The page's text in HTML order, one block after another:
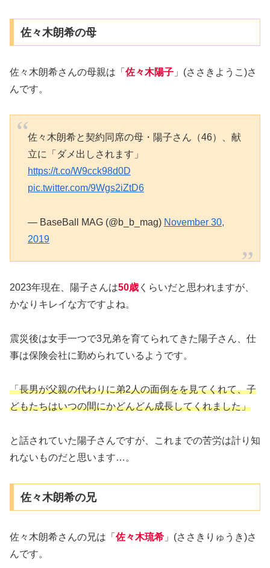
佐々木朗希の母
佐々木朗希さんの母親は「 佐々木陽子 」(ささきようこ)さ
んです。
佐々木朗希と契約同席の母・陽子さん（46）、献
立に「ダメ出しされます」
https://t.co/W9cck98d0D
pic.twitter.com/9Wgs2iZtD6
— BaseBall MAG (@b_b_mag) November 30,
2019
2023年現在、陽子さんは50歳 くらいだと思われますが、
かなりキレイな方ですよね。
震災後は女手一つで3兄弟を育てられてきた陽子さん、仕
事は保険会社に勤められているようです。
「長男が父親の代わりに弟2人の面倒をを見てくれて、子
どもたちはいつの間にかどんどん成長してくれました」
と話されていた陽子さんですが、これまでの苦労は計り知
れないものだと思います…。
佐々木朗希の兄
佐々木朗希さんの兄は「 佐々木琉希 」(ささきりゅうき)さ
んです。